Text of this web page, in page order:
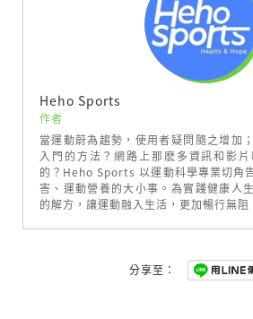
Heho Sports
作者
當運動蔚為趨勢，使用者疑問隨之增加
入門的方法？網路上那麽多資訊和影
的？Heho Sports 以運動科學專業切角
害、運動營養的大小事。為實踐健康人
的解方，讓運動融入生活，更加暢行無阻
分享至：